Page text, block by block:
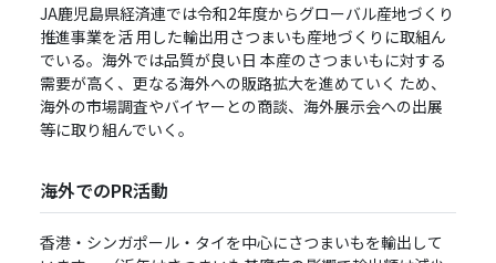
JA⿅児島県経済連では令和2年度からグローバル産地づくり
推進事業を活 ⽤した輸出⽤さつまいも産地づくりに取組ん
でいる。海外では品質が良い⽇ 本産のさつまいもに対する
需要が⾼く、更なる海外への販路拡⼤を進めていく ため、
海外の市場調査やバイヤーとの商談、海外展⽰会への出展
等に取り組んでいく。
海外でのPR活動
⾹港・シンガポール・タイを中⼼にさつまいもを輸出して